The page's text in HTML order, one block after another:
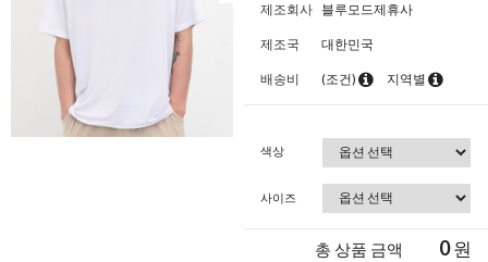
제조회사 블루모드제휴사
제조국 대한민국
배송비 (조건) 지역별
색상
사이즈
총 상품 금액 0원